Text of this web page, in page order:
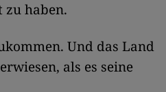
zu haben.
Und das Land
als es seine